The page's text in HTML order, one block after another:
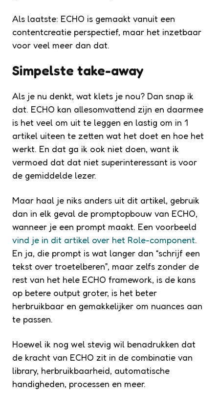
Als laatste: ECHO is gemaakt vanuit een
contentcreatie perspectief, maar het inzetbaar
voor veel meer dan dat.
Simpelste take-away
Als je nu denkt, wat klets je nou? Dan snap ik
dat. ECHO kan allesomvattend zijn en daarmee
is het veel om uit te leggen en lastig om in 1
artikel uiteen te zetten wat het doet en hoe het
werkt. En dat ga ik ook niet doen, want ik
vermoed dat dat niet superinteressant is voor
de gemiddelde lezer.
Maar haal je niks anders uit dit artikel, gebruik
dan in elk geval de promptopbouw van ECHO,
wanneer je een prompt maakt. Een voorbeeld
vind je in dit artikel over het Role-component.
En ja, die prompt is wat langer dan “schrijf een
tekst over troetelberen”, maar zelfs zonder de
rest van het hele ECHO framework, is de kans
op betere output groter, is het beter
herbruikbaar en gemakkelijker om nuances aan
te passen.
Hoewel ik nog wel stevig wil benadrukken dat
de kracht van ECHO zit in de combinatie van
library, herbruikbaarheid, automatische
handigheden, processen en meer.